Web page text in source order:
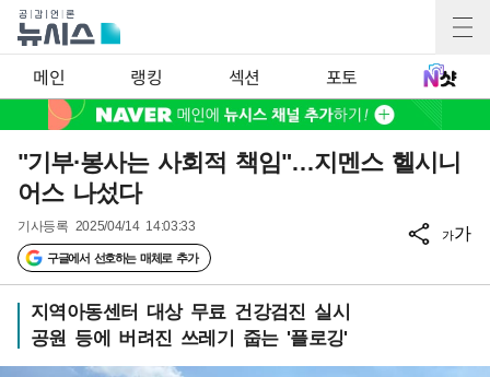
메인 랭킹 섹션 포토
"기부·봉사는 사회적 책임"…지멘스 헬시니
어스 나섰다
기사등록 2025/04/14 14:03:33
구글에서 선호하는 매체로 추가
가가
지역아동센터 대상 무료 건강검진 실시
공원 등에 버려진 쓰레기 줍는 '플로깅'